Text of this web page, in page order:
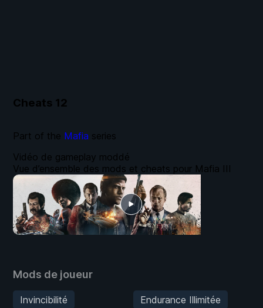
Cheats 12
Mods de joueur
Invincibilité
Endurance Illimitée
Vidéo de gameplay moddé
Vue d’ensemble des mods et cheats pour Mafia III
Part of the Mafia series